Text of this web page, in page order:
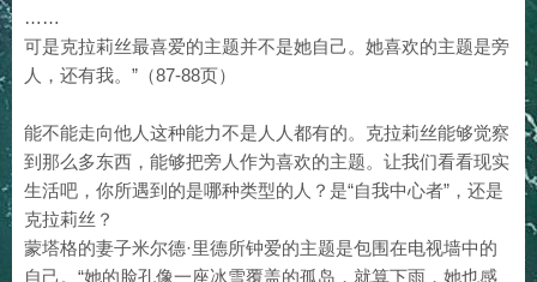
……
可是克拉莉丝最喜爱的主题并不是她自己。她喜欢的主题是旁
人，还有我。”（87-88页）
能不能走向他人这种能力不是人人都有的。克拉莉丝能够觉察
到那么多东西，能够把旁人作为喜欢的主题。让我们看看现实
生活吧，你所遇到的是哪种类型的人？是“自我中心者”，还是
克拉莉丝？
蒙塔格的妻子米尔德·里德所钟爱的主题是包围在电视墙中的
自己。“她的脸孔像一座冰雪覆盖的孤岛，就算下雨，她也感